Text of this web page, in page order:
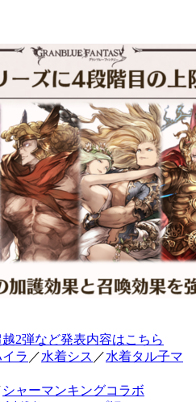
越2弾など発表内容はこちら
ラ ／水着シス ／水着タル子マ
シャーマンキングコラボ